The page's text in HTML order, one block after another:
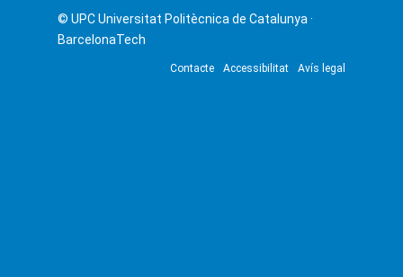
© UPCUniversitat Politècnica de Catalunya ·
BarcelonaTech
Contacte Accessibilitat Avís legal